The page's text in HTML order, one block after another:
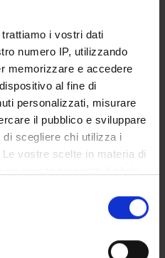
trattiamo i vostri dati
numero IP, utilizzando
memorizzare e accedere
al fine di
personalizzati, misurare
il pubblico e sviluppare
scegliere chi utilizza i
vostre scelte in materia di
consenso in qualsiasi
sui cookie o facendo clic
OFFICES